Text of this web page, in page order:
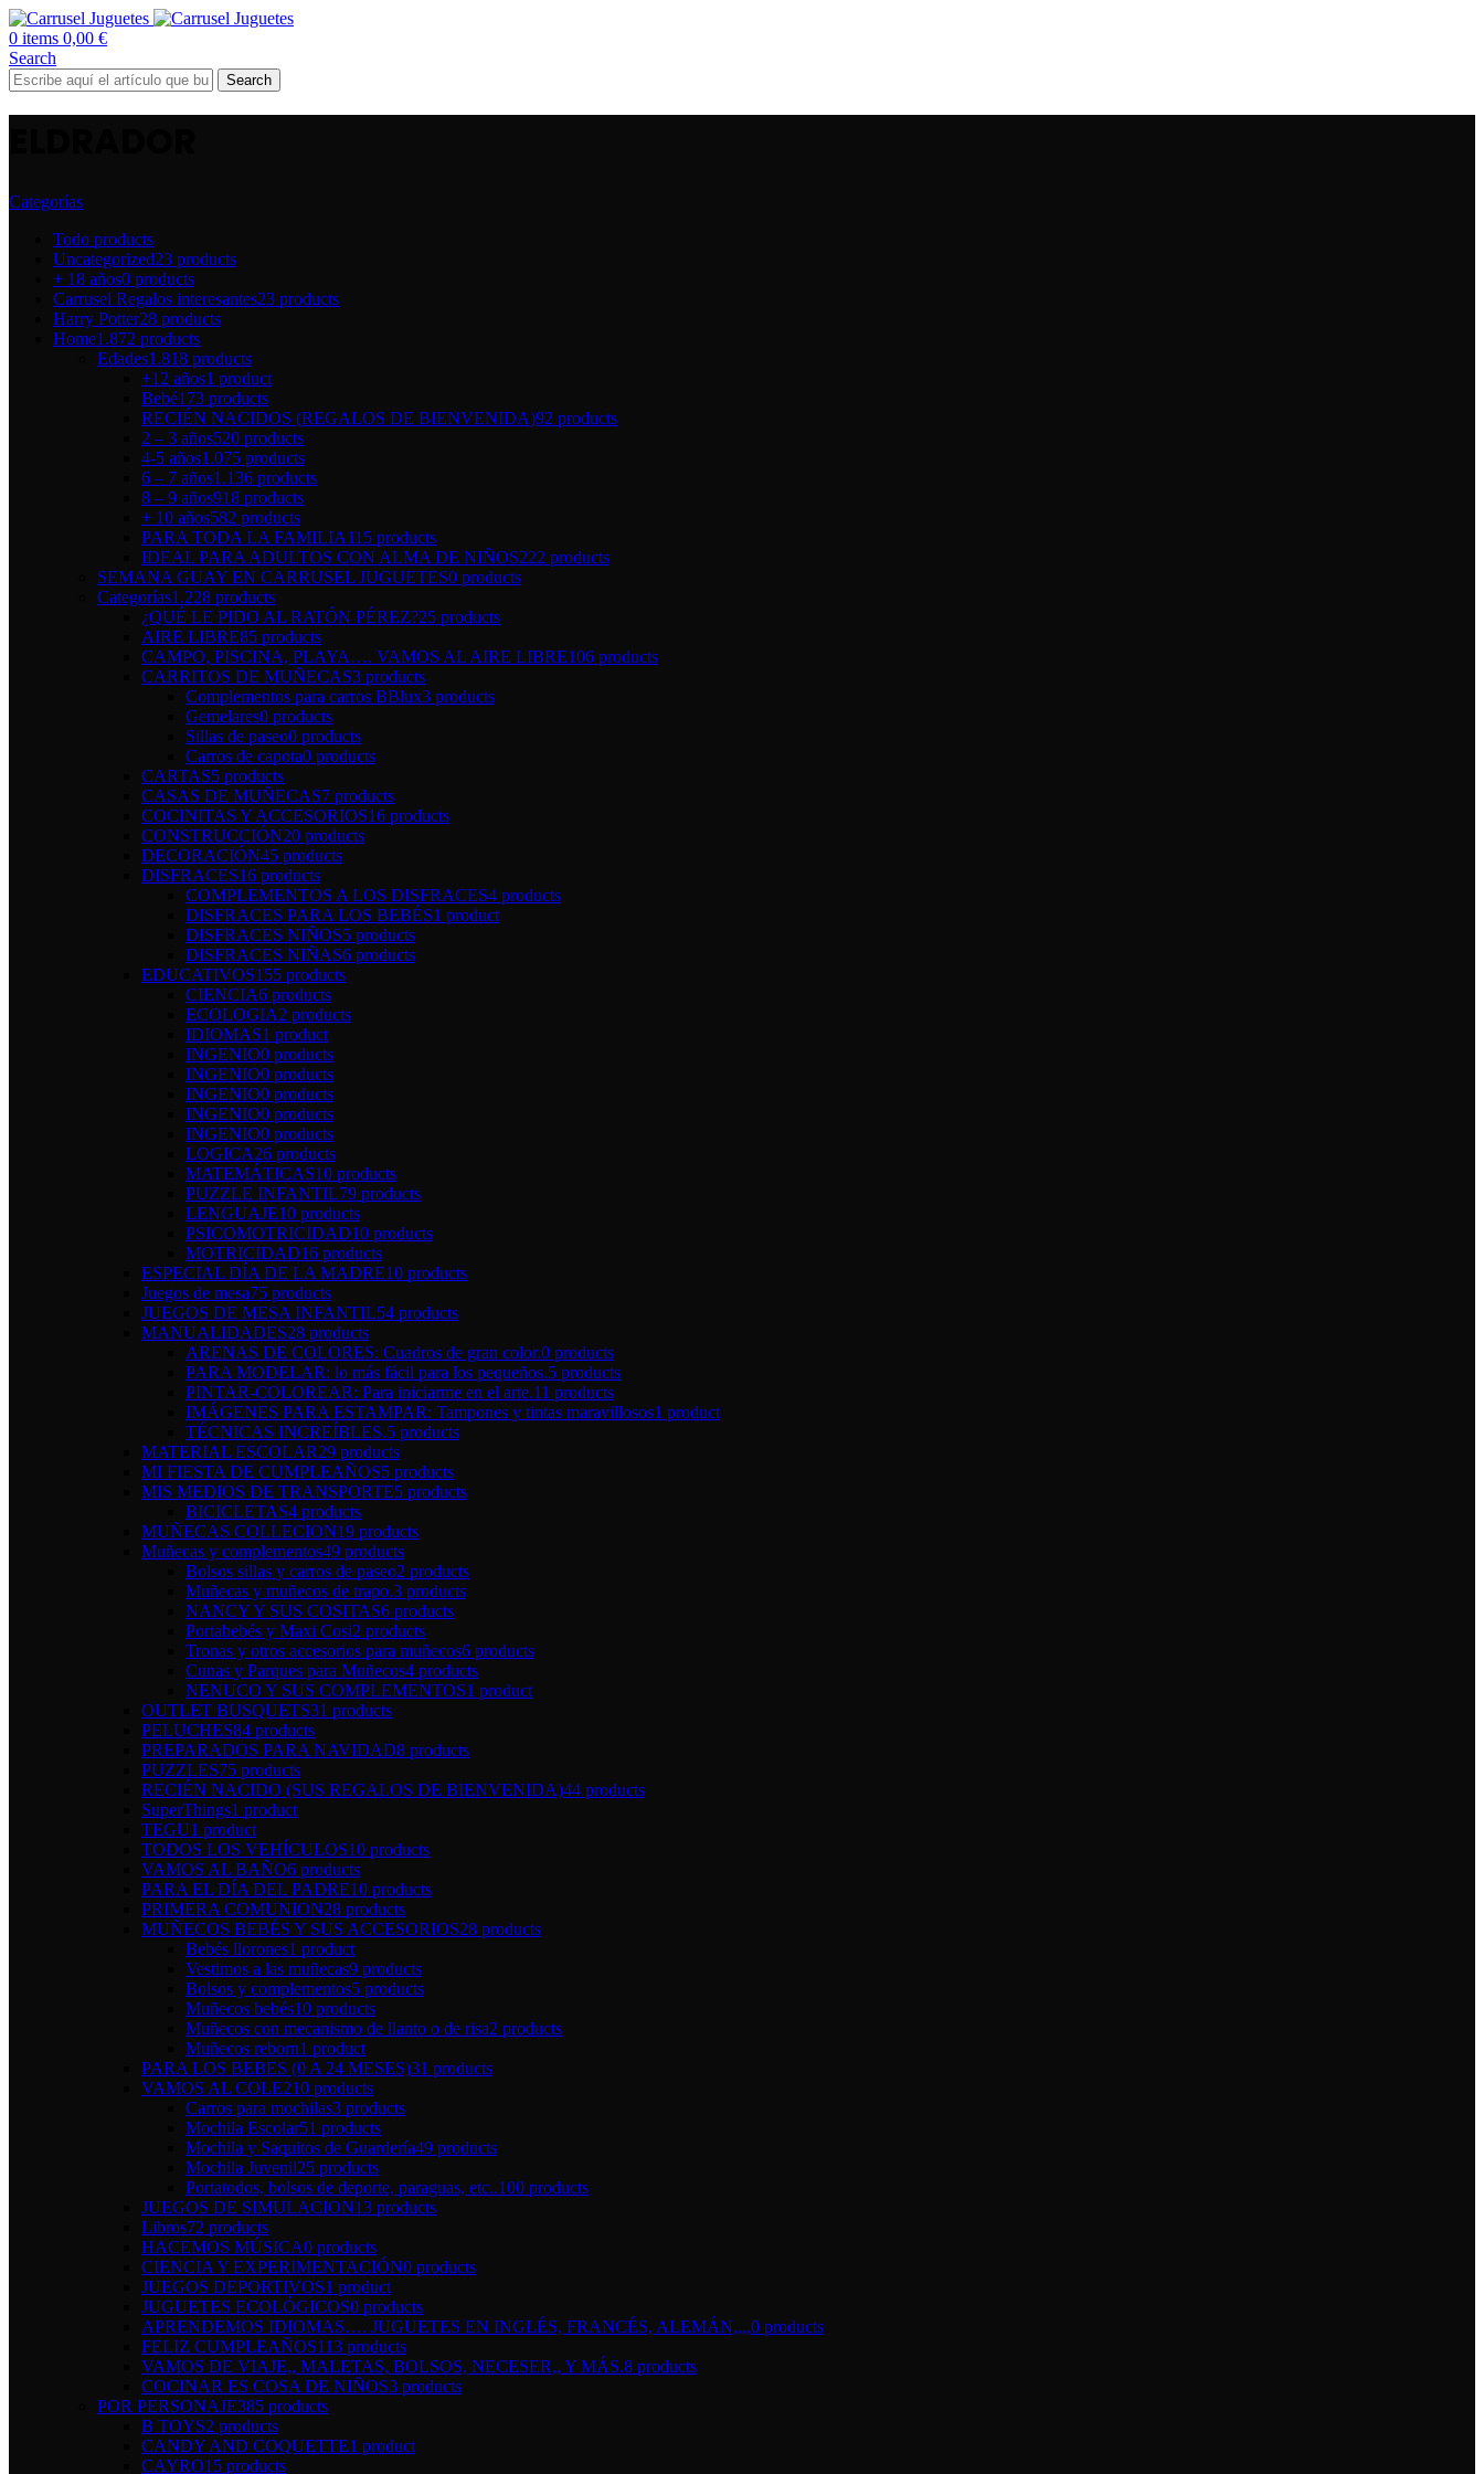
0 items 0,00 €
Search
Search
Categorías
Todo products
Uncategorized23 products
+ 18 años0 products
Carrusel Regalos interesantes23 products
Harry Potter28 products
Home1.872 products
Edades1.818 products
+12 años1 product
Bebé173 products
RECIÉN NACIDOS (REGALOS DE BIENVENIDA)92 products
2 – 3 años520 products
4-5 años1.075 products
6 – 7 años1.136 products
8 – 9 años918 products
+ 10 años582 products
PARA TODA LA FAMILIA115 products
IDEAL PARA ADULTOS CON ALMA DE NIÑOS222 products
SEMANA GUAY EN CARRUSEL JUGUETES0 products
Categorías1.228 products
¿QUÉ LE PIDO AL RATÓN PÉREZ?25 products
AIRE LIBRE85 products
CAMPO, PISCINA, PLAYA…. VAMOS AL AIRE LIBRE106 products
CARRITOS DE MUÑECAS3 products
Complementos para carros BBlux3 products
Gemelares0 products
Sillas de paseo0 products
Carros de capota0 products
CARTAS5 products
CASAS DE MUÑECAS7 products
COCINITAS Y ACCESORIOS16 products
CONSTRUCCIÓN20 products
DECORACIÓN45 products
DISFRACES16 products
COMPLEMENTOS A LOS DISFRACES4 products
DISFRACES PARA LOS BEBÉS1 product
DISFRACES NIÑOS5 products
DISFRACES NIÑAS6 products
EDUCATIVOS155 products
CIENCIA6 products
ECOLOGIA2 products
IDIOMAS1 product
INGENIO0 products
INGENIO0 products
INGENIO0 products
INGENIO0 products
INGENIO0 products
LOGICA26 products
MATEMÁTICAS10 products
PUZZLE INFANTIL79 products
LENGUAJE10 products
PSICOMOTRICIDAD10 products
MOTRICIDAD16 products
ESPECIAL DÍA DE LA MADRE10 products
Juegos de mesa75 products
JUEGOS DE MESA INFANTIL54 products
MANUALIDADES28 products
ARENAS DE COLORES: Cuadros de gran color.0 products
PARA MODELAR: lo más fácil para los pequeños.5 products
PINTAR-COLOREAR: Para iniciarme en el arte.11 products
IMÁGENES PARA ESTAMPAR: Tampones y tintas maravillosos1 product
TÉCNICAS INCREÍBLES.5 products
MATERIAL ESCOLAR29 products
MI FIESTA DE CUMPLEAÑOS5 products
MIS MEDIOS DE TRANSPORTE5 products
BICICLETAS4 products
MUÑECAS COLLECION19 products
Muñecas y complementos49 products
Bolsos sillas y carros de paseo2 products
Muñecas y muñecos de trapo.3 products
NANCY Y SUS COSITAS6 products
Portabebés y Maxi Cosi2 products
Tronas y otros accesorios para muñecos6 products
Cunas y Parques para Muñecos4 products
NENUCO Y SUS COMPLEMENTOS1 product
OUTLET BUSQUETS31 products
PELUCHES84 products
PREPARADOS PARA NAVIDAD8 products
PUZZLES75 products
RECIÉN NACIDO (SUS REGALOS DE BIENVENIDA)44 products
SuperThings1 product
TEGU1 product
TODOS LOS VEHÍCULOS10 products
VAMOS AL BAÑO6 products
PARA EL DÍA DEL PADRE10 products
PRIMERA COMUNION28 products
MUÑECOS BEBÉS Y SUS ACCESORIOS28 products
Bebés llorones1 product
Vestimos a las muñecas9 products
Bolsos y complementos5 products
Muñecos bebés10 products
Muñecos con mecanismo de llanto o de risa2 products
Muñecos reborn1 product
PARA LOS BEBES (0 A 24 MESES)31 products
VAMOS AL COLE210 products
Carros para mochilas3 products
Mochila Escolar51 products
Mochila y Saquitos de Guardería49 products
Mochila Juvenil25 products
Portatodos, bolsos de deporte, paraguas, etc..100 products
JUEGOS DE SIMULACION13 products
Libros72 products
HACEMOS MÚSICA0 products
CIENCIA Y EXPERIMENTACIÓN0 products
JUEGOS DEPORTIVOS1 product
JUGUETES ECOLÓGICOS0 products
APRENDEMOS IDIOMAS…. JUGUETES EN INGLÉS, FRANCÉS, ALEMÁN,,,,0 products
FELIZ CUMPLEAÑOS113 products
VAMOS DE VIAJE,, MALETAS, BOLSOS, NECESER,, Y MÁS.8 products
COCINAR ES COSA DE NIÑOS3 products
POR PERSONAJE385 products
B TOYS2 products
CANDY AND COQUETTE1 product
CAYRO15 products